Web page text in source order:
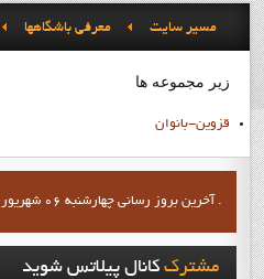
مسیر سایت معرفي باشگاهها
زیر مجموعه ها
قزوين-بانوان
آخرين بروز رساني چهارشنبه 06 شهریور 1404 3:40:59 ب ظ .
مشترککانال پيلاتس شويد